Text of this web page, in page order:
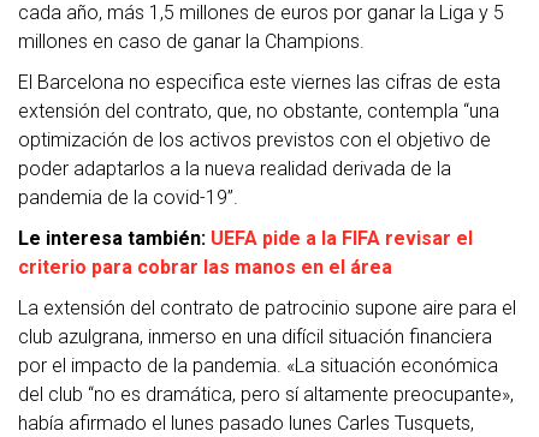
cada año, más 1,5 millones de euros por ganar la Liga y 5
millones en caso de ganar la Champions.
El Barcelona no especifica este viernes las cifras de esta
extensión del contrato, que, no obstante, contempla “una
optimización de los activos previstos con el objetivo de
poder adaptarlos a la nueva realidad derivada de la
pandemia de la covid-19”.
Le interesa también: UEFA pide a la FIFA revisar el
criterio para cobrar las manos en el área
La extensión del contrato de patrocinio supone aire para el
club azulgrana, inmerso en una difícil situación financiera
por el impacto de la pandemia. «La situación económica
del club “no es dramática, pero sí altamente preocupante»,
había afirmado el lunes pasado lunes Carles Tusquets,